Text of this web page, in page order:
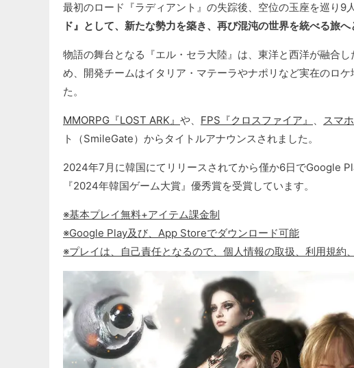
最初のロード『ラディアント』の失踪後、空位の玉座を巡り9
ド』として、新たな勢力を築き、再び混沌の世界を統べる旅へ
物語の舞台となる『エル・セラ大陸』は、東洋と西洋が融合
め、開発チームはイタリア・マテーラやナポリなど実在のロ
た。
MMORPG『LOST ARK』 や、 FPS『クロスファイア』 、 スマ
ト（SmileGate）からタイトルアナウンスされました。
2024年7月に韓国にてリリースされてから僅か6日でGoogle
『2024年韓国ゲーム大賞』優秀賞を受賞しています。
※基本プレイ無料+アイテム課金制
※Google Play及び、App Storeでダウンロード可能
※プレイは、自己責任となるので、個人情報の取扱、利用規約